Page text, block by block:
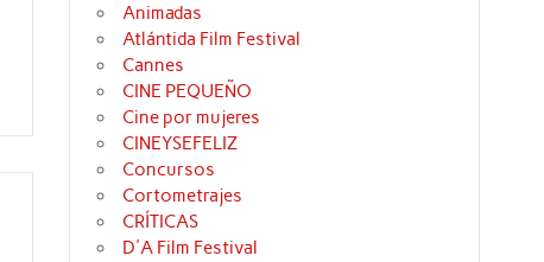
Animadas
Atlántida Film Festival
Cannes
CINE PEQUEÑO
Cine por mujeres
CINEYSEFELIZ
Concursos
Cortometrajes
CRÍTICAS
D'A Film Festival